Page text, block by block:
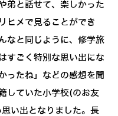
弟と話せて、楽しかった
ヒメで見ることができ
なと同じように、修学旅
すごく特別な思い出にな
ったね」などの感想を聞
していた小学校(のお友
い出となりました。長